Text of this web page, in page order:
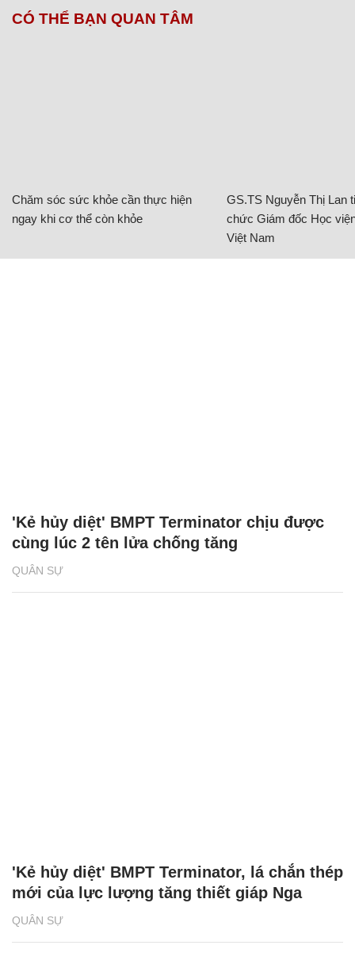
CÓ THỂ BẠN QUAN TÂM
Chăm sóc sức khỏe cần thực hiện
ngay khi cơ thể còn khỏe
GS.TS Nguyễn Thị Lan
chức Giám đốc Học
Việt Nam
QUÂN SỰ
'Kẻ hủy diệt' BMPT Terminator chịu được
cùng lúc 2 tên lửa chống tăng
QUÂN SỰ
'Kẻ hủy diệt' BMPT Terminator, lá chắn thép
mới của lực lượng tăng thiết giáp Nga